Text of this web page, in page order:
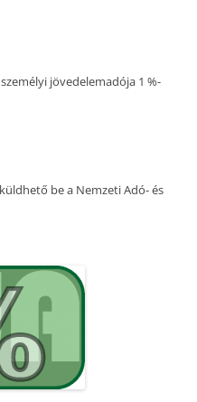
jövedelemadója 1 %-
be a Nemzeti Adó- és